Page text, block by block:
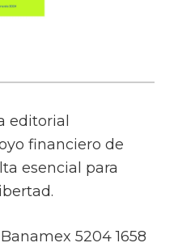
editorial
financiero de
esencial para
5204 1658